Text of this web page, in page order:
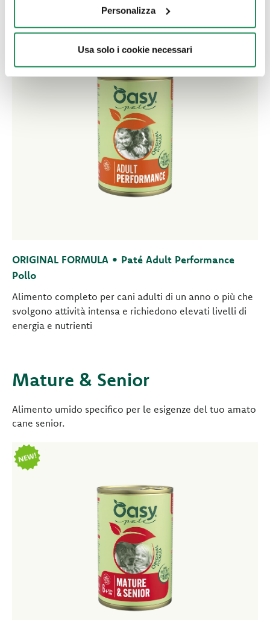
Personalizza
Usa solo i cookie necessari
ORIGINAL FORMULA • Paté Adult Performance
Pollo
Alimento completo per cani adulti di un anno o più che
svolgono attività intensa e richiedono elevati livelli di
energia e nutrienti
Mature & Senior
Alimento umido specifico per le esigenze del tuo amato
cane senior.